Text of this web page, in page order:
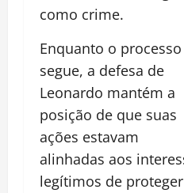
como crime.
Enquanto o processo
segue, a defesa de
Leonardo mantém a
posição de que suas
ações estavam
alinhadas aos
legítimos de proteger